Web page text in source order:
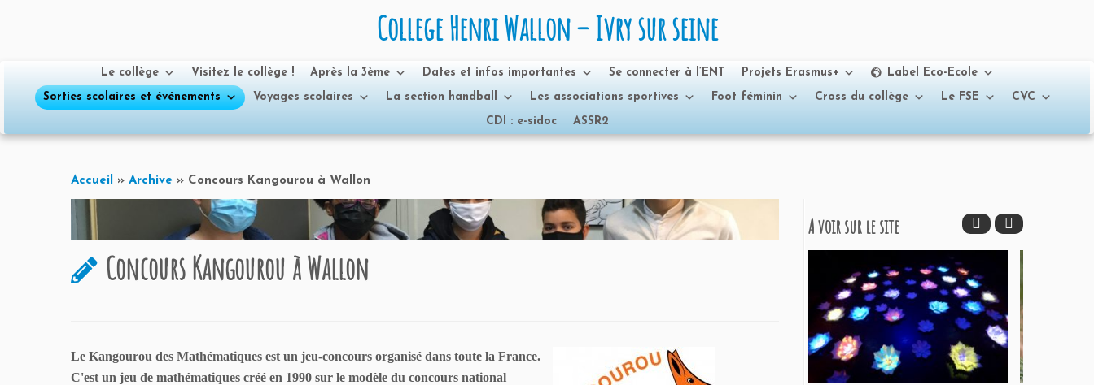
College Henri Wallon – Ivry sur seine
Le collège Visitez le collège ! Après la 3ème Dates et infos importantes Se connecter à l’ENT Projets Erasmus+
Label Eco-Ecole
Sorties scolaires et événements
Voyages scolaires La section handball Les associations sportives Foot féminin Cross du collège Le FSE
CVC
CDI : e-sidoc
ASSR2
Accueil » Archive » Concours Kangourou à Wallon
Concours Kangourou à Wallon
Le Kangourou des Mathématiques est un jeu-concours organisé dans toute la France.
C'est un jeu de mathématiques créé en 1990 sur le modèle du concours national
A voir sur le site